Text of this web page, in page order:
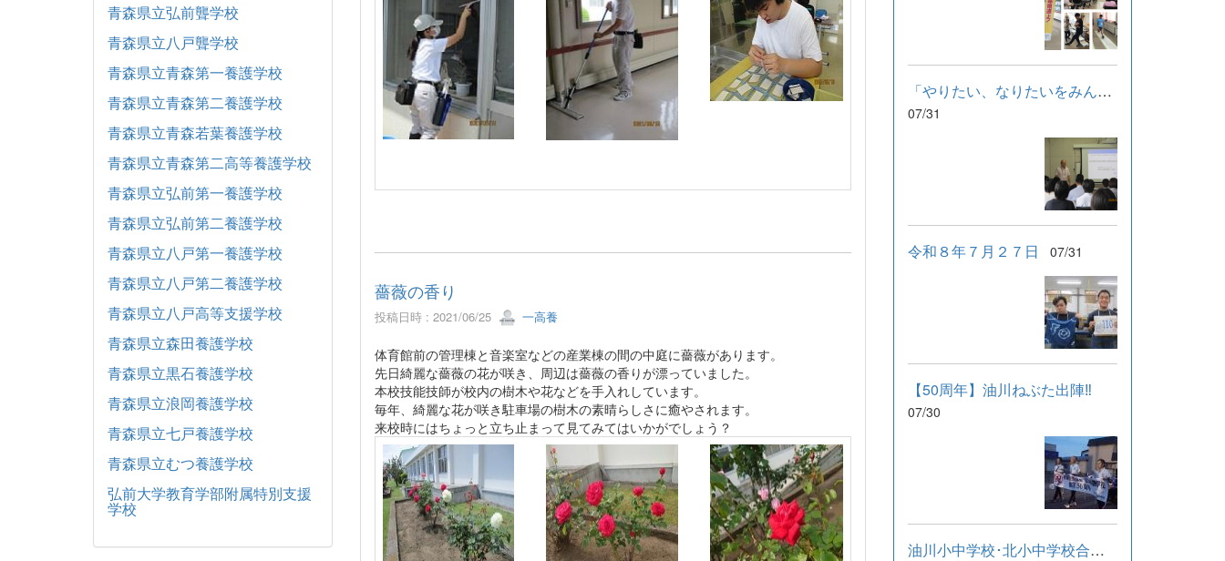
薔薇の香り
投稿日時 : 2021/06/25 一高養
体育館前の管理棟と音楽室などの産業棟の間の中庭に薔薇があります。
先日綺麗な薔薇の花が咲き、周辺は薔薇の香りが漂っていました。
本校技能技師が校内の樹木や花などを手入れしています。
毎年、綺麗な花が咲き駐車場の樹木の素晴らしさに癒やされます。
来校時にはちょっと立ち止まって見てみてはいかがでしょう？
青森県立弘前聾学校
青森県立八戸聾学校
青森県立青森第一養護学校
青森県立青森第二養護学校
青森県立青森若葉養護学校
青森県立青森第二高等養護学校
青森県立弘前第一養護学校
青森県立弘前第二養護学校
青森県立八戸第一養護学校
青森県立八戸第二養護学校
青森県立八戸高等支援学校
青森県立森田養護学校
青森県立黒石養護学校
青森県立浪岡養護学校
青森県立七戸養護学校
青森県立むつ養護学校
弘前大学教育学部附属特別支援
学校
「やりたい、なりたいをみんなで支える」学習会
07/31
令和８年７月２７日 07/31
【50周年】油川ねぶた出陣‼
07/30
油川小中学校･北小中学校合同研修会